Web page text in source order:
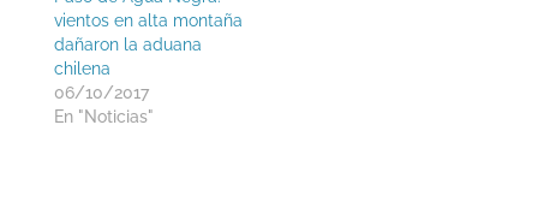
vientos en alta montaña
dañaron la aduana
chilena
06/10/2017
En "Noticias"